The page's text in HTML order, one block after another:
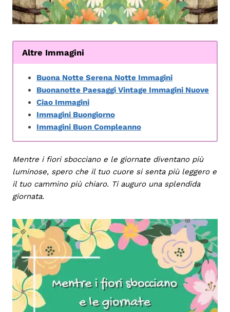
Altre Immagini
Buona Notte Serena Notte Immagini
Buonanotte Paesaggi Vintage Immagini Nuove
Ciao Immagini
Immagini Buongiorno
Immagini Buon Compleanno
Mentre i fiori sbocciano e le giornate diventano più
luminose, spero che il tuo cuore si senta più leggero e
il tuo cammino più chiaro. Ti auguro una splendida
giornata.